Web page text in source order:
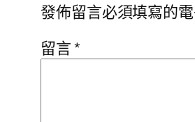
發佈留言必須填寫的
留言*